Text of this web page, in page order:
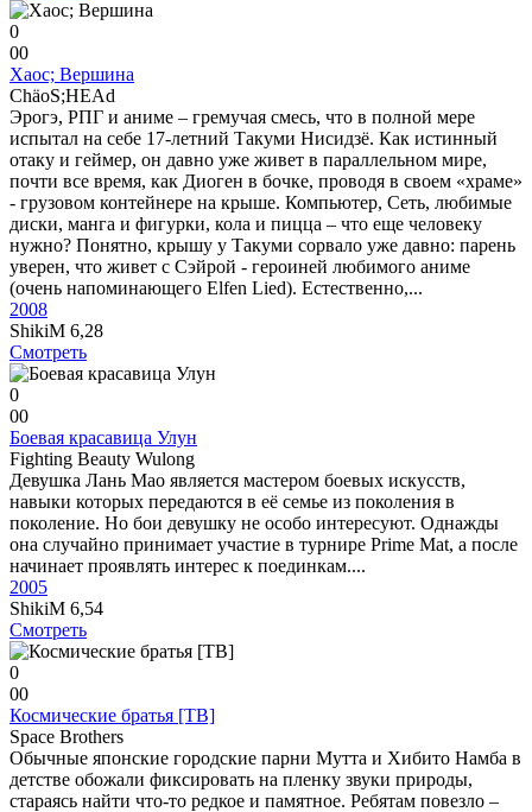
0
00
Хаос; Вершина
ChäoS;HEAd
Эрогэ, РПГ и аниме – гремучая смесь, что в полной мере
испытал на себе 17-летний Такуми Нисидзё. Как истинный
отаку и геймер, он давно уже живет в параллельном мире,
почти все время, как Диоген в бочке, проводя в своем «храме»
- грузовом контейнере на крыше. Компьютер, Сеть, любимые
диски, манга и фигурки, кола и пицца – что еще человеку
нужно? Понятно, крышу у Такуми сорвало уже давно: парень
уверен, что живет с Сэйрой - героиней любимого аниме
(очень напоминающего Elfen Lied). Естественно,...
2008
ShikiM 6,28
Смотреть
0
00
Боевая красавица Улун
Fighting Beauty Wulong
Девушка Лань Мао является мастером боевых искусств,
навыки которых передаются в её семье из поколения в
поколение. Но бои девушку не особо интересуют. Однажды
она случайно принимает участие в турнире Prime Mat, а после
начинает проявлять интерес к поединкам....
2005
ShikiM 6,54
Смотреть
0
00
Космические братья [ТВ]
Space Brothers
Обычные японские городские парни Мутта и Хибито Намба в
детстве обожали фиксировать на пленку звуки природы,
стараясь найти что-то редкое и памятное. Ребятам повезло –